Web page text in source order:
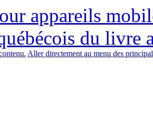
appareils
du livre
Aller directement au menu des